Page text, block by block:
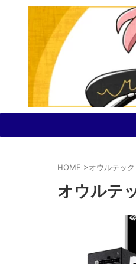
HOME >オウルテック
オウルテ